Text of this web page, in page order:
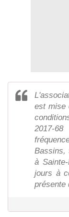
est mise
2017-
Bassins,
à
jours à
présente